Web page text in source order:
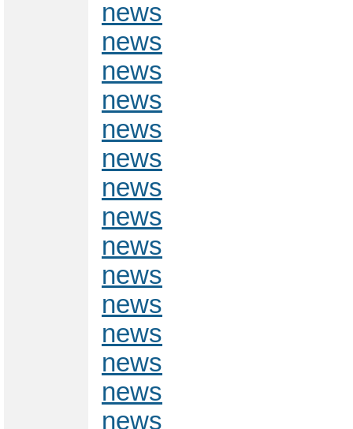
news
news
news
news
news
news
news
news
news
news
news
news
news
news
news